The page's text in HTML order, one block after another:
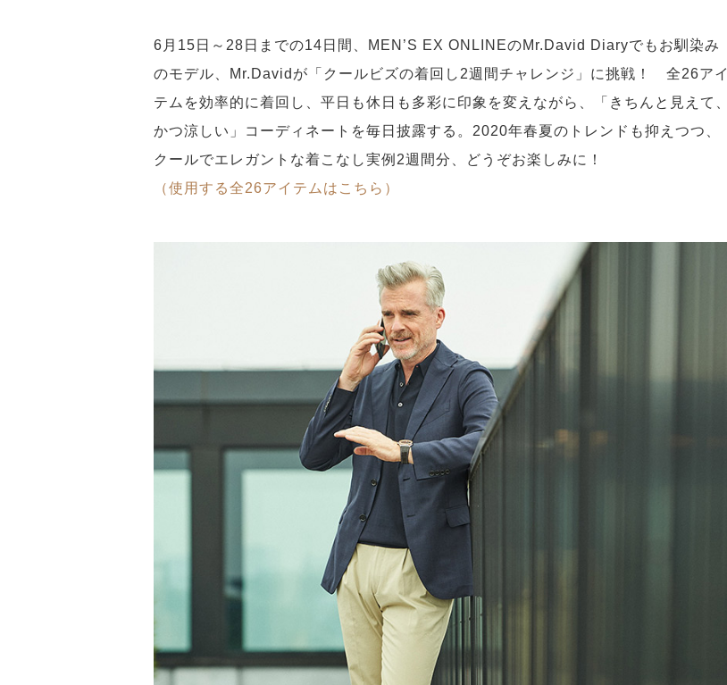
6月15日～28日までの14日間、MEN’S EX ONLINEのMr.David Diaryでもお馴染み
のモデル、Mr.Davidが「クールビズの着回し2週間チャレンジ」に挑戦！ 全26アイ
テムを効率的に着回し、平日も休日も多彩に印象を変えながら、「きちんと見えて、
かつ涼しい」コーディネートを毎日披露する。2020年春夏のトレンドも抑えつつ、
クールでエレガントな着こなし実例2週間分、どうぞお楽しみに！
（使用する全26アイテムはこちら）